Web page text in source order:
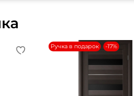
Ручка в подарок -17%